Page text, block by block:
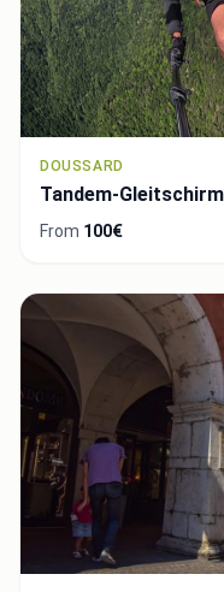
DOUSSARD
Tandem-
From 100€